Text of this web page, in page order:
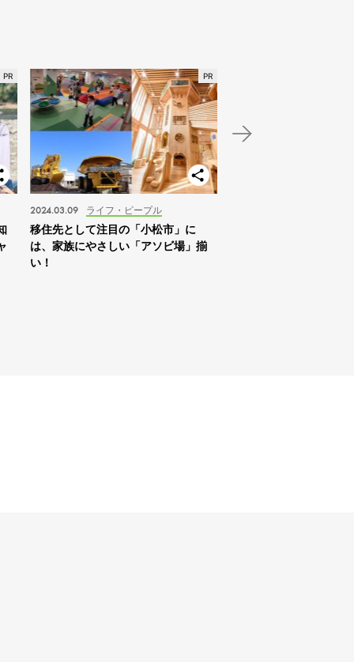
ライフ・ピープル
2024.03.09
移住先として注目の「小松市」に
は、家族にやさしい「アソビ場」揃
い！